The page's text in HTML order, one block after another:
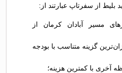
بلیط از سفرتاپ عبارتند از:
مسیر آبادان کرمان از
گزینه متناسب با بودجه
آخری با کمترین هزینه؛